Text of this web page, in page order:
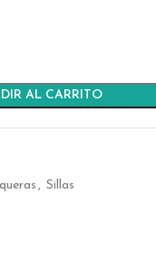
AL CARRITO
, Sillas